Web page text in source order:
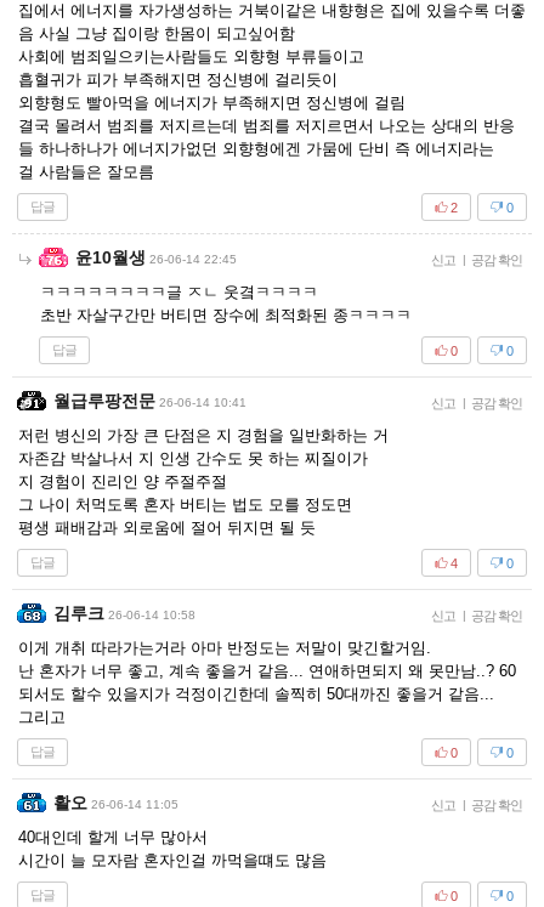
집에서 에너지를 자가생성하는 거북이같은 내향형은 집에 있을수록 더좋
음 사실 그냥 집이랑 한몸이 되고싶어함
사회에 범죄일으키는사람들도 외향형 부류들이고
흡혈귀가 피가 부족해지면 정신병에 걸리듯이
외향형도 빨아먹을 에너지가 부족해지면 정신병에 걸림
결국 몰려서 범죄를 저지르는데 범죄를 저지르면서 나오는 상대의 반응
들 하나하나가 에너지가없던 외향형에겐 가뭄에 단비 즉 에너지라는
걸 사람들은 잘모름
답글 0
2
윤10월생 26-06-14 22:45 신고 | 공감 확인
ㅋㅋㅋㅋㅋㅋㅋㅋ글 ㅈㄴ 웃곀ㅋㅋㅋㅋ
초반 자살구간만 버티면 장수에 최적화된 종ㅋㅋㅋㅋ
답글 0
0
월급루팡전문 26-06-14 10:41 신고 | 공감 확인
저런 병신의 가장 큰 단점은 지 경험을 일반화하는 거
자존감 박살나서 지 인생 간수도 못 하는 찌질이가
지 경험이 진리인 양 주절주절
그 나이 처먹도록 혼자 버티는 법도 모를 정도면
평생 패배감과 외로움에 절어 뒤지면 될 듯
답글 0
4
김루크 26-06-14 10:58 신고 | 공감 확인
이게 개취 따라가는거라 아마 반정도는 저말이 맞긴할거임.
난 혼자가 너무 좋고, 계속 좋을거 같음... 연애하면되지 왜 못만남..? 60
되서도 할수 있을지가 걱정이긴한데 솔찍히 50대까진 좋을거 같음...
그리고
답글 0
0
활오 26-06-14 11:05 신고 | 공감 확인
40대인데 할게 너무 많아서
시간이 늘 모자람 혼자인걸 까먹을떄도 많음
답글 0
0